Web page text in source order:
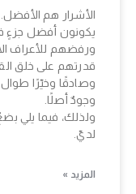
الأشرار هم الأفضل.
يكونون أفضل جزءٍ
ورفضهم للأعراف
قدرتهم على خلق
وصادقًا وخيّرًا
وجودٌ أصلًا.
ولذلك، فيما يلي
لديّ.
المزيد »